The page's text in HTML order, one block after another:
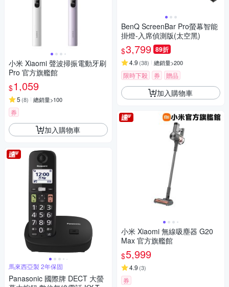
小米 Xiaomi 聲波掃振電動牙刷
Pro 官方旗艦館
$1,059
5 (8) 總銷量>100
券
加入購物車
馬來西亞製 2年保固
Panasonic 國際牌 DECT 大螢
BenQ ScreenBar Pro螢幕智能
掛燈-入席偵測版(太空黑)
$3,799 89折
4.9 (38) 總銷量>200
限時下殺 券 贈品
加入購物車
小米 Xiaomi 無線吸塵器 G20
Max 官方旗艦館
$5,999
4.9 (3)
券